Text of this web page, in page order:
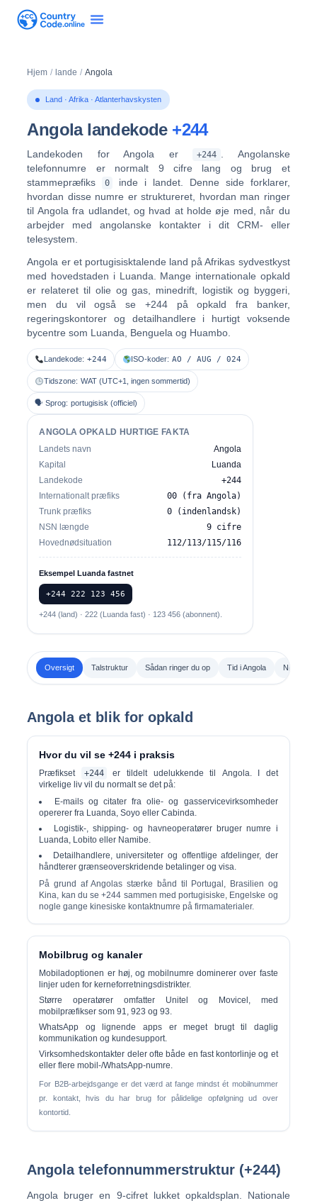
Hjem / lande / Angola
Land · Afrika · Atlanterhavskysten
Angola landekode +244
Landekoden for Angola er +244
. Angolanske
telefonnumre er normalt 9 cifre lang og brug et
stammepræfiks
0
inde i landet. Denne side forklarer,
hvordan disse numre er struktureret, hvordan man ringer
til Angola fra udlandet, og hvad at holde øje med, når du
arbejder med angolanske kontakter i dit CRM- eller
telesystem.
Angola er et portugisisktalende land på Afrikas sydvestkyst
med hovedstaden i Luanda . Mange internationale opkald
er relateret til olie og gas, minedrift, logistik og byggeri,
men du vil også se +244 på opkald fra banker,
regeringskontorer og detailhandlere i hurtigt voksende
bycentre som Luanda, Benguela og Huambo.
Landekode: +244 ISO-koder: AO / AUG / 024
Tidszone: WAT (UTC+1, ingen sommertid)
🗣 Sprog: portugisisk (officiel)
ANGOLA OPKALD HURTIGE FAKTA
Landets navn
Angola
Kapital
Luanda
Landekode
+244
Internationalt præfiks
00 (fra Angola)
Trunk præfiks
0 (indenlandsk)
NSN længde
9 cifre
Hovednødsituation
112/113/115/116
Eksempel Luanda fastnet
+244 222 123 456
+244 (land) · 222 (Luanda fast) · 123 456 (abonnent).
Oversigt Talstruktur Sådan ringer du op Tid i Angola
Angola et blik for opkald
Hvor du vil se +244 i praksis
Præfikset +244 er tildelt udelukkende til Angola. I det
virkelige liv vil du normalt se det på:
E-mails og citater fraolie- og gasservicevirksomheder
opererer fra Luanda, Soyo eller Cabinda.
Logistik-, shipping- og havneoperatører bruger numre i
Luanda, Lobito eller Namibe.
Detailhandlere, universiteter og offentlige afdelinger, der
håndterer grænseoverskridende betalinger og visa.
På grund af Angolas stærke bånd til Portugal, Brasilien og
Kina, kan du se +244 sammen med portugisiske, Engelske og
nogle gange kinesiske kontaktnumre på firmamaterialer.
Mobilbrug og kanaler
Mobiladoptionen er høj, ogmobilnumre dominerer over faste
linjer uden for kerneforretningsdistrikter.
Større operatører omfatter
Unitel og Movicel , med
mobilpræfikser som 91, 923 og 93.
WhatsApp og lignende apps er meget brugt til daglig
kommunikation og kundesupport.
Virksomhedskontakter deler ofte både en fast kontorlinje og et
eller flere mobil-/WhatsApp-numre.
For B2B-arbejdsgange er det værd at fange mindst ét mobilnummer
pr. kontakt, hvis du har brug for pålidelige opfølgning ud over
kontortid.
Angola telefonnummerstruktur (+244)
Angola bruger en 9-cifret lukket opkaldsplan . Nationale